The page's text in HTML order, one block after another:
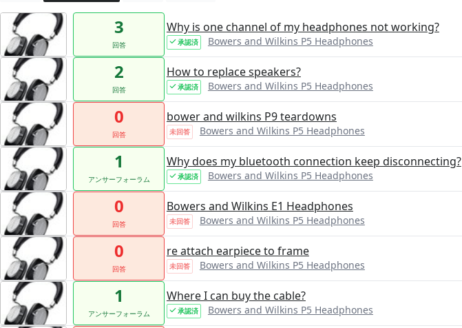
3
回答
Why is one channel of my headphones not working?
承認済 Bowers and Wilkins P5 Headphones
2
回答
How to replace speakers?
承認済 Bowers and Wilkins P5 Headphones
0
回答
bower and wilkins P9 teardowns
未回答 Bowers and Wilkins P5 Headphones
1
アンサーフォーラム
Why does my bluetooth connection keep disconnecting?
承認済 Bowers and Wilkins P5 Headphones
0
回答
Bowers and Wilkins E1 Headphones
未回答 Bowers and Wilkins P5 Headphones
0
回答
re attach earpiece to frame
未回答 Bowers and Wilkins P5 Headphones
1
アンサーフォーラム
Where I can buy the cable?
承認済 Bowers and Wilkins P5 Headphones